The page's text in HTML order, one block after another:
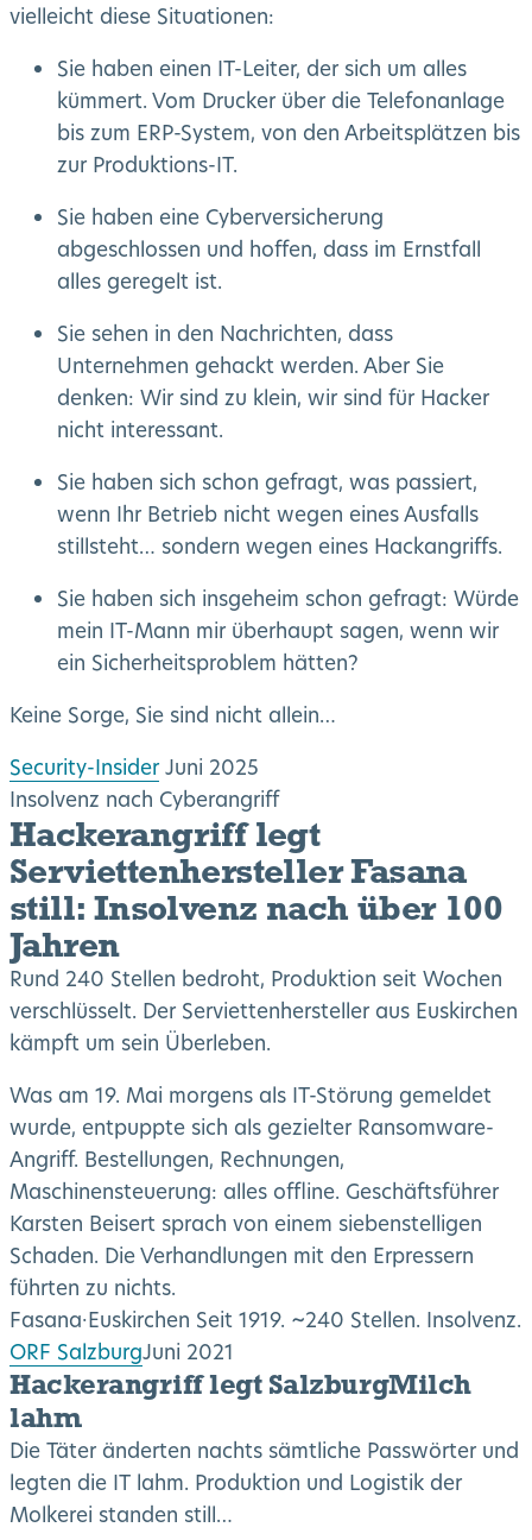
vielleicht diese Situationen:
Sie haben einen IT-Leiter, der sich um alles
kümmert. Vom Drucker über die Telefonanlage
bis zum ERP-System, von den Arbeitsplätzen bis
zur Produktions-IT.
Sie haben eine Cyberversicherung
abgeschlossen und hoffen, dass im Ernstfall
alles geregelt ist.
Sie sehen in den Nachrichten, dass
Unternehmen gehackt werden. Aber Sie
denken: Wir sind zu klein, wir sind für Hacker
nicht interessant.
Sie haben sich schon gefragt, was passiert,
wenn Ihr Betrieb nicht wegen eines Ausfalls
stillsteht… sondern wegen eines Hackangriffs.
Sie haben sich insgeheim schon gefragt: Würde
mein IT-Mann mir überhaupt sagen, wenn wir
ein Sicherheitsproblem hätten?
Keine Sorge, Sie sind nicht allein…
Security-Insider Juni 2025
Insolvenz nach Cyberangriff
Hackerangriff legt
Serviettenhersteller Fasana
still: Insolvenz nach über 100
Jahren
Rund 240 Stellen bedroht, Produktion seit Wochen
verschlüsselt. Der Serviettenhersteller aus Euskirchen
kämpft um sein Überleben.
Was am 19. Mai morgens als IT-Störung gemeldet
wurde, entpuppte sich als gezielter Ransomware-
Angriff. Bestellungen, Rechnungen,
Maschinensteuerung: alles offline. Geschäftsführer
Karsten Beisert sprach von einem siebenstelligen
Schaden. Die Verhandlungen mit den Erpressern
führten zu nichts.
Fasana·Euskirchen Seit 1919. ~240 Stellen. Insolvenz.
ORF SalzburgJuni 2021
Hackerangriff legt SalzburgMilch
lahm
Die Täter änderten nachts sämtliche Passwörter und
legten die IT lahm. Produktion und Logistik der
Molkerei standen still…